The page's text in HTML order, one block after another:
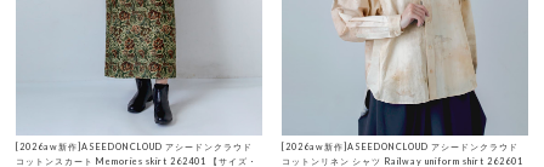
[2026aw新作]ASEEDONCLOUD アシードンクラウド
コットンスカート Memories skirt 262401 【サイズ・
[2026aw新作]ASEEDONCLOUD アシードンクラウド
コットンリネン シャツ Railway uniform shirt 262601